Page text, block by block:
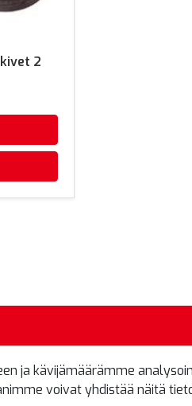
2
Kirjaudu sisään
ja kävijämäärämme
voivat yhdistää näitä